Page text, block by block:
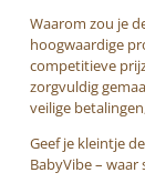
Waarom zou je
hoogwaardige
competitieve
zorgvuldig
veilige
Geef je kleintje
BabyVibe –